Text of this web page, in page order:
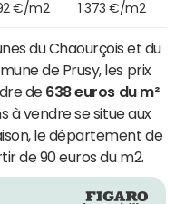
€/m2 1 373 €/m2
du Chaourçois et du
de Prusy, les prix
de 638 euros du m²
à vendre se situe aux
le département de
de 90 euros du m2.